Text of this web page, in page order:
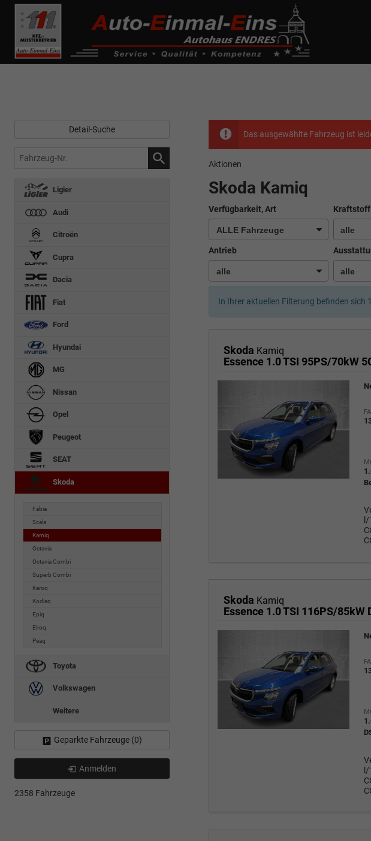
------------ Host Name : selector1._domainkey Points to address or value: selector1-aee-
de0k._domainkey.autoeinmaleins.onmicrosoft.com
Das ausgewählte Fahrzeug ist
Aktionen
Skoda Kamiq
Verfügbarkeit, Art Kraftstoff
Antrieb
In Ihrer aktuellen Filterung befinden sich
Skoda Kamiq
Essence 1.0 TSI 95PS/70kW
Skoda Kamiq
Essence 1.0 TSI 116PS/85kW
Detail-Suche
Fahrzeug-
Ligier
Audi
Citroën
Cupra
Dacia
Fiat
Ford
Hyundai
MG
Nissan
Opel
Peugeot
SEAT
Skoda
Fabia
Scala
Kamiq
Octavia
Octavia Combi
Superb Combi
Karoq
Kodiaq
Epiq
Elroq
Peaq
Toyota
Volkswagen
Weitere
Geparkte Fahrzeuge (0)
Anmelden
2358 Fahrzeuge